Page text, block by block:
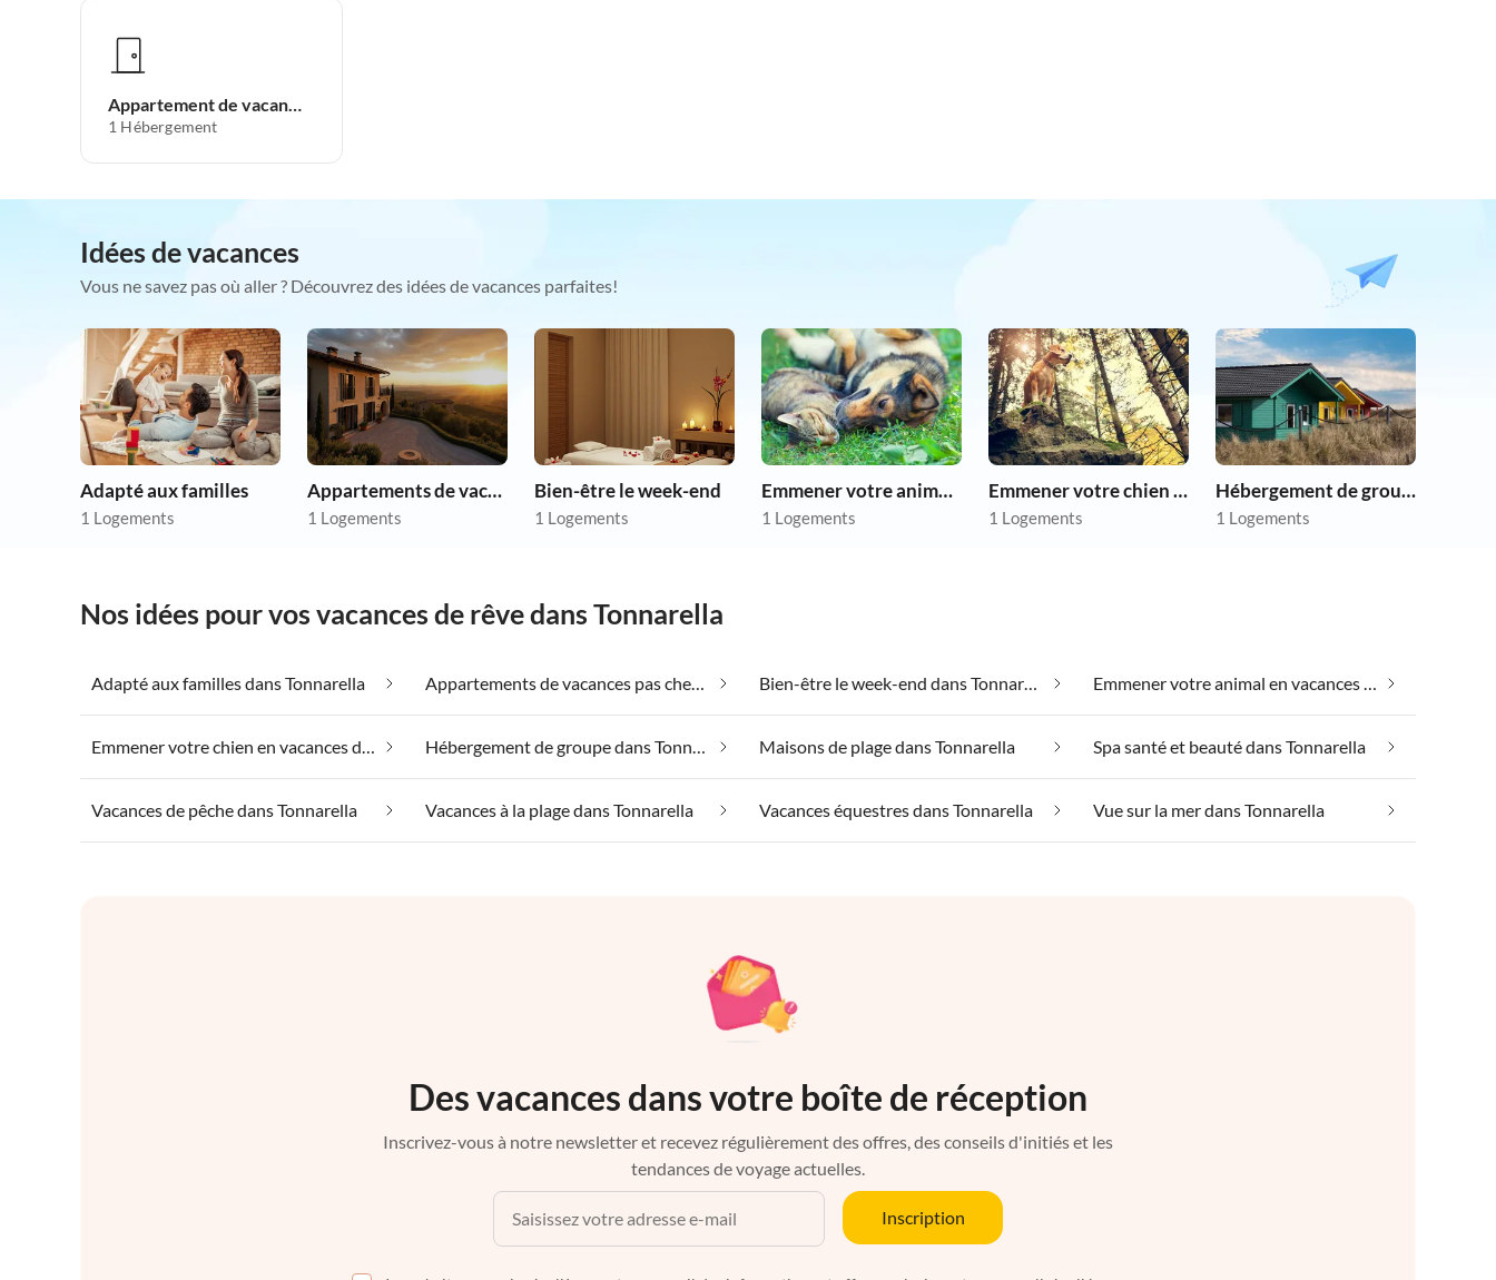
Appartement de vacances
1 Hébergement
Idées de vacances
Vous ne savez pas où aller ? Découvrez des idées de vacances parfaites!
Adapté aux familles
1 Logements
Appartements de vacances pas chers
1 Logements
Bien-être le week-end
1 Logements
Emmener votre animal en vacances
1 Logements
Emmener votre chien en vacances
1 Logements
Hébergement de groupe
1 Logements
Nos idées pour vos vacances de rêve dans Tonnarella
Adapté aux familles dans Tonnarella Appartements de vacances pas chers dans Tonnarella Bien-être le week-end dans Tonnarella Emmener votre animal en vacances dans Tonnarella
Emmener votre chien en vacances dans Tonnarella Hébergement de groupe dans Tonnarella Maisons de plage dans Tonnarella Spa santé et beauté dans Tonnarella
Vacances de pêche dans Tonnarella Vacances à la plage dans Tonnarella Vacances équestres dans Tonnarella Vue sur la mer dans Tonnarella
Des vacances dans votre boîte de réception
Inscrivez-vous à notre newsletter et recevez régulièrement des offres, des conseils d'initiés et les
tendances de voyage actuelles.
Inscription